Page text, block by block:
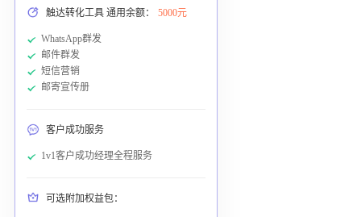
触达转化工具 通用余额： 5000元
WhatsApp群发
邮件群发
短信营销
邮寄宣传册
客户成功服务
1v1客户成功经理全程服务
可选附加权益包：